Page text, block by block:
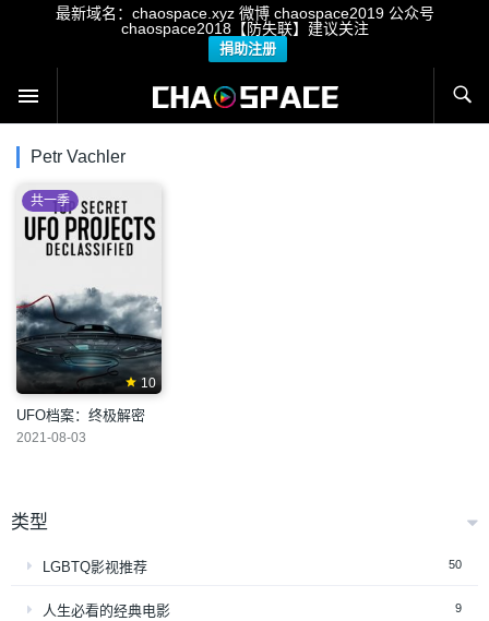
最新域名：chaospace.xyz 微博 chaospace2019 公众号
chaospace2018【防失联】建议关注
捐助注册
Petr Vachler
10
共一季
UFO档案：终极解密
2021-08-03
类型
LGBTQ影视推荐 50
人生必看的经典电影 9